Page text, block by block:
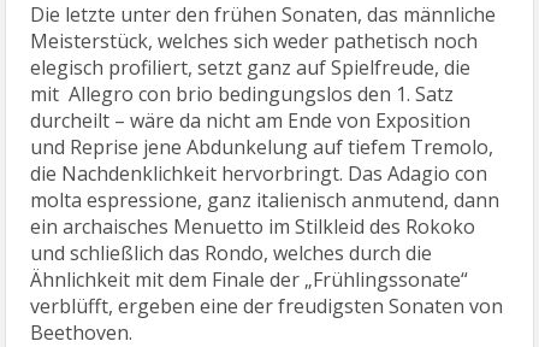
Die letzte unter den frühen Sonaten, das männliche
Meisterstück, welches sich weder pathetisch noch
elegisch profiliert, setzt ganz auf Spielfreude, die
mit Allegro con brio bedingungslos den 1. Satz
durcheilt – wäre da nicht am Ende von Exposition
und Reprise jene Abdunkelung auf tiefem Tremolo,
die Nachdenklichkeit hervorbringt. Das Adagio con
molta espressione, ganz italienisch anmutend, dann
ein archaisches Menuetto im Stilkleid des Rokoko
und schließlich das Rondo, welches durch die
Ähnlichkeit mit dem Finale der „Frühlingssonate“
verblüfft, ergeben eine der freudigsten Sonaten von
Beethoven.